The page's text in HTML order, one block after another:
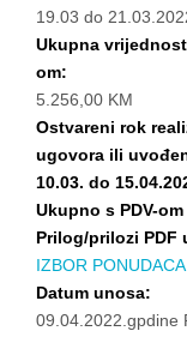
19.03 do
Ukupna
om:
5.256,00 KM
Ostvareni rok
ugovora ili
10.03. do
Ukupno s PDV-om
Prilog/prilozi PDF
IZBOR
Datum unosa:
09.04.2022.gpdine